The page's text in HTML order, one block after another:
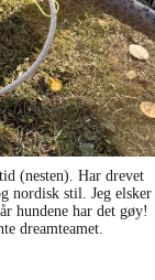
(nesten). Har drevet
nordisk stil. Jeg elsker
hundene har det gøy!
dreamteamet.